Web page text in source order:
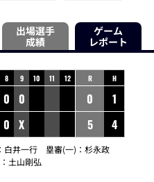
出場選手
成績
ゲーム
レポート
8 9 10 11 12
0 0
0 X
R H
0
1
5
4
白井一行 塁審(一)：杉永政
土山剛弘